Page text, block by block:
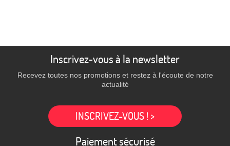
Inscrivez-vous à la newsletter
Recevez toutes nos promotions et restez à l'écoute de notre
actualité
INSCRIVEZ-VOUS ! >
Paiement sécurisé